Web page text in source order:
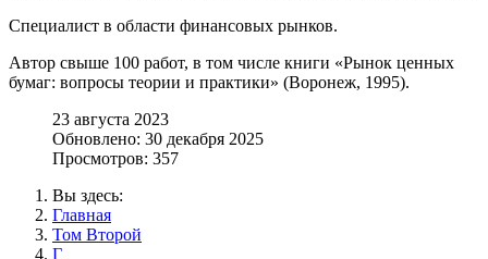
Специалист в области финансовых рынков.
Автор свыше 100 работ, в том числе книги «Рынок ценных
бумаг: вопросы теории и практики» (Воронеж, 1995).
23 августа 2023
Обновлено: 30 декабря 2025
Просмотров: 357
Вы здесь:
Главная
Том Второй
Г